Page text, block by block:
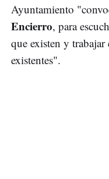
Ayuntamiento
Encierro, para
que existen y
existentes".